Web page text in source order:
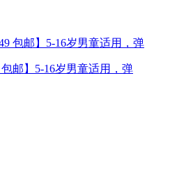
包邮】5-16岁男童适用，弹